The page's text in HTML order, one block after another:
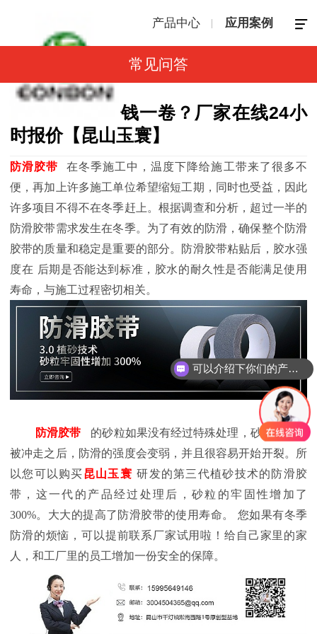
产品中心 应用案例
常见问答
防滑胶带多少钱一卷？厂家在线24小
时报价【昆山玉寰】
防滑胶带
在冬季施工中，温度下降给施工带来了很多不
便，再加上许多施工单位希望缩短工期，同时也受益，因此
许多项目不得不在冬季赶上。根据调查和分析，超过一半的
防滑胶带需求发生在冬季。为了有效的防滑，确保整个防滑
胶带的质量和稳定是重要的部分。 防滑胶带粘贴后，胶水强
度在 后期是否能达到标准，胶水的耐久性是否能满足使用
寿命，与施工过程密切相关。
防滑胶带
的砂粒如果没有经过特殊处理，砂粒在雨雪
被冲走之后，防滑的强度会变弱，并且很容易开始开裂。所
以您可以购买昆山玉寰 研发的第三代植砂技术的防滑胶
带，这一代的产品经过处理后，砂粒的牢固性增加了
300%。大大的提高了防滑胶带的使用寿命。
您如果有冬季
防滑的烦恼，可以提前联系厂家试用啦！给自己家里的家
人，和工厂里的员工增加一份安全的保障。
可以介绍下你们的产品么？